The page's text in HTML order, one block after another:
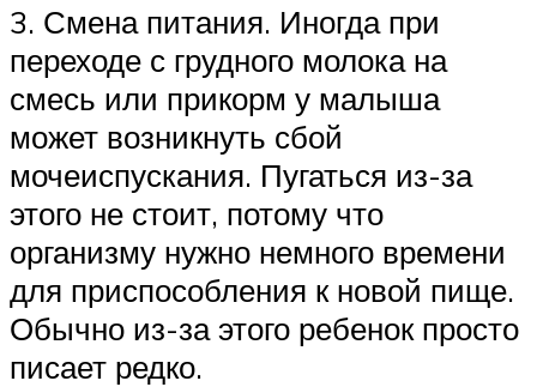
3. Смена питания. Иногда при
переходе с грудного молока на
смесь или прикорм у малыша
может возникнуть сбой
мочеиспускания. Пугаться из-за
этого не стоит, потому что
организму нужно немного времени
для приспособления к новой пище.
Обычно из-за этого ребенок просто
писает редко.